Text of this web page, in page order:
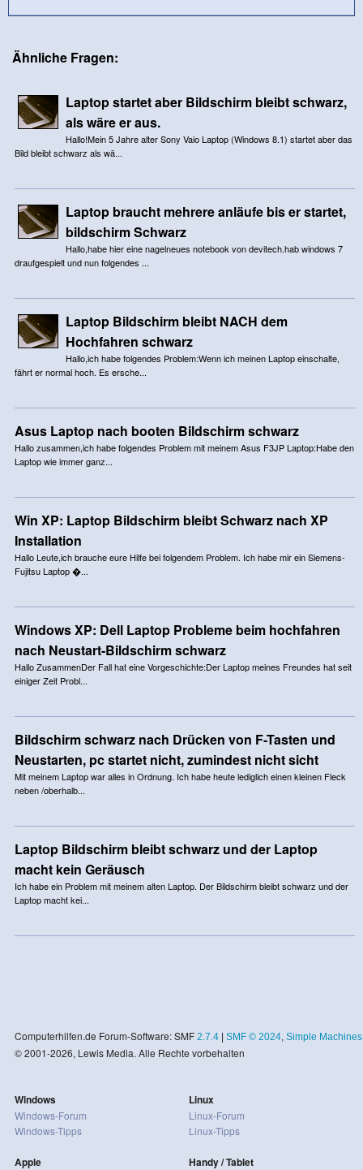
Ähnliche Fragen:
Laptop startet aber Bildschirm bleibt schwarz,
als wäre er aus.
Hallo!Mein 5 Jahre alter Sony Vaio Laptop (Windows 8.1) startet aber das
Bild bleibt schwarz als wä...
Laptop braucht mehrere anläufe bis er startet,
bildschirm Schwarz
Hallo,habe hier eine nagelneues notebook von devitech.hab windows 7
draufgespielt und nun folgendes ...
Laptop Bildschirm bleibt NACH dem
Hochfahren schwarz
Hallo,ich habe folgendes Problem:Wenn ich meinen Laptop einschalte,
fährt er normal hoch. Es ersche...
Asus Laptop nach booten Bildschirm schwarz
Hallo zusammen,ich habe folgendes Problem mit meinem Asus F3JP Laptop:Habe den
Laptop wie immer ganz...
Win XP: Laptop Bildschirm bleibt Schwarz nach XP
Installation
Hallo Leute,ich brauche eure Hilfe bei folgendem Problem. Ich habe mir ein Siemens-
Fujitsu Laptop �...
Windows XP: Dell Laptop Probleme beim hochfahren
nach Neustart-Bildschirm schwarz
Hallo ZusammenDer Fall hat eine Vorgeschichte:Der Laptop meines Freundes hat seit
einiger Zeit Probl...
Bildschirm schwarz nach Drücken von F-Tasten und
Neustarten, pc startet nicht, zumindest nicht sicht
Mit meinem Laptop war alles in Ordnung. Ich habe heute lediglich einen kleinen Fleck
neben /oberhalb...
Laptop Bildschirm bleibt schwarz und der Laptop
macht kein Geräusch
Ich habe ein Problem mit meinem alten Laptop. Der Bildschirm bleibt schwarz und der
Laptop macht kei...
Computerhilfen.de Forum-Software: SMF 2.7.4| SMF © 2024, Simple Machines
© 2001-2026, Lewis Media. Alle Rechte vorbehalten
Windows
Windows-Forum
Windows-Tipps
Apple
Linux
Linux-Forum
Linux-Tipps
Handy / Tablet